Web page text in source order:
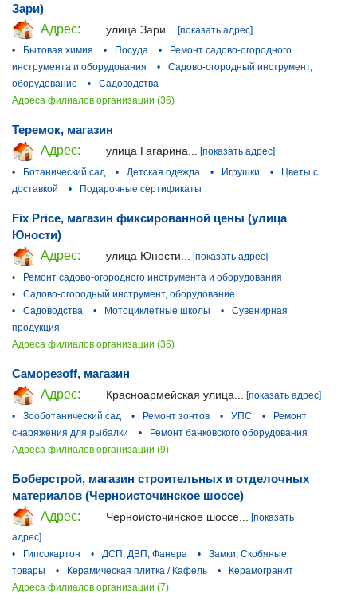
Зари)
Адрес:
улица Зари...
[показать адрес]
•
Бытовая химия • Посуда •
Ремонт садово-огородного
инструмента и оборудования
•
Садово-огородный инструмент,
оборудование
•
Садоводства
Адреса филиалов организации (36)
Теремок, магазин
Адрес:
улица Гагарина... [показать адрес]
•
Ботанический сад • Детская одежда • Игрушки •
Цветы с
доставкой
• Подарочные сертификаты
Fix Price, магазин фиксированной цены (улица
Юности)
Адрес:
улица Юности...
[показать адрес]
•
Ремонт садово-огородного инструмента и оборудования
•
Садово-огородный инструмент, оборудование
•
Садоводства • Мотоциклетные школы •
Сувенирная
продукция
Адреса филиалов организации (36)
Саморезoff, магазин
Адрес:
Красноармейская улица...
[показать адрес]
•
Зооботанический сад • Ремонт зонтов • УПС •
Ремонт
снаряжения для рыбалки
•
Ремонт банковского оборудования
Адреса филиалов организации (9)
Боберстрой, магазин строительных и отделочных
материалов (Черноисточинское шоссе)
Адрес:
Черноисточинское шоссе...
[показать
адрес]
•
Гипсокартон • ДСП, ДВП, Фанера •
Замки, Скобяные
товары
• Керамическая плитка / Кафель •
Керамогранит
Адреса филиалов организации (7)